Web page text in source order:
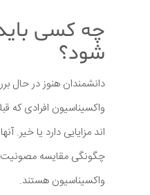
چه کسی
شود؟
دانشمندان هنوز در حال
واکسیناسیون افرادی که
اند مزایایی دارد یا خیر.
چگونگی مقایسه
واکسیناسیون هستند.